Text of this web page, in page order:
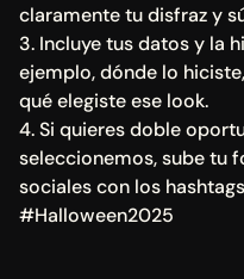
claramente tu disfraz y
3. Incluye tus datos y la
ejemplo, dónde lo
qué elegiste ese look.
4. Si quieres doble
seleccionemos, sube tu
sociales con los
#Halloween2025